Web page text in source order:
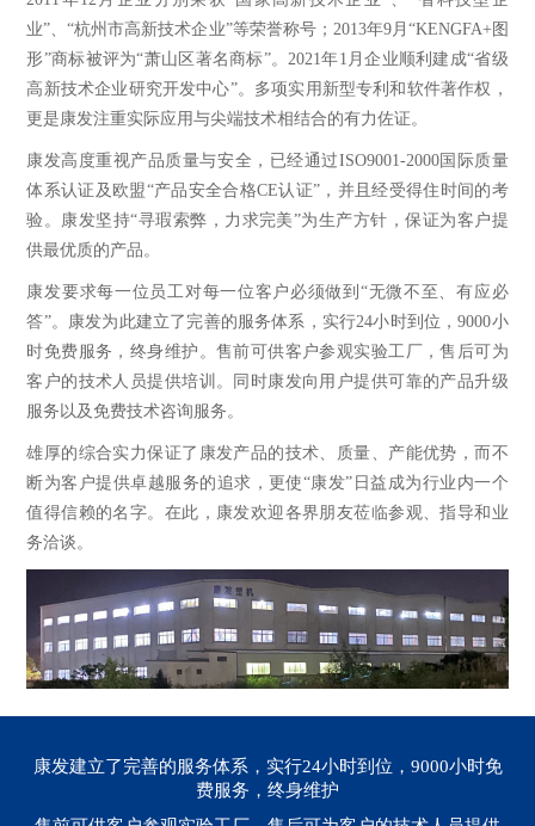
业”、“杭州市高新技术企业”等荣誉称号；2013年9月“KENGFA+图
形”商标被评为“萧山区著名商标”。2021年1月企业顺利建成“省级
高新技术企业研究开发中心”。多项实用新型专利和软件著作权，
更是康发注重实际应用与尖端技术相结合的有力佐证。
康发高度重视产品质量与安全，已经通过ISO9001-2000国际质量
体系认证及欧盟“产品安全合格CE认证”，并且经受得住时间的考
验。康发坚持“寻瑕索弊，力求完美”为生产方针，保证为客户提
供最优质的产品。
康发要求每一位员工对每一位客户必须做到“无微不至、有应必
答”。康发为此建立了完善的服务体系，实行24小时到位，9000小
时免费服务，终身维护。售前可供客户参观实验工厂，售后可为
客户的技术人员提供培训。同时康发向用户提供可靠的产品升级
服务以及免费技术咨询服务。
雄厚的综合实力保证了康发产品的技术、质量、产能优势，而不
断为客户提供卓越服务的追求，更使“康发”日益成为行业内一个
值得信赖的名字。在此，康发欢迎各界朋友莅临参观、指导和业
务洽谈。
康发建立了完善的服务体系，实行24小时到位，9000小时免
费服务，终身维护